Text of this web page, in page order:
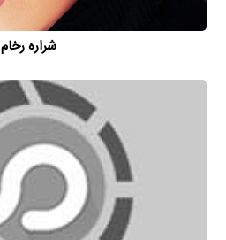
شراره رخام